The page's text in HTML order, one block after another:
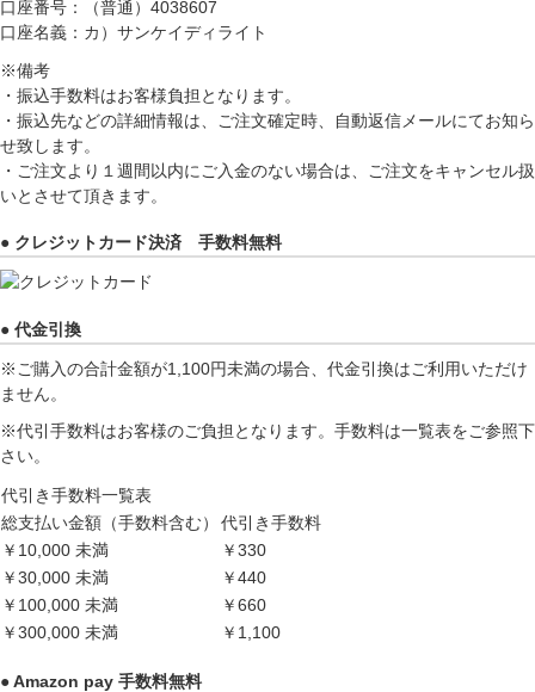
口座番号：（普通）4038607
口座名義：カ）サンケイディライト
※備考
・振込手数料はお客様負担となります。
・振込先などの詳細情報は、ご注文確定時、自動返信メールにてお知ら
せ致します。
・ご注文より１週間以内にご入金のない場合は、ご注文をキャンセル扱
いとさせて頂きます。
● クレジットカード決済 手数料無料
● 代金引換
※ご購入の合計金額が1,100円未満の場合、代金引換はご利用いただけ
ません。
※代引手数料はお客様のご負担となります。手数料は一覧表をご参照下
さい。
代引き手数料一覧表
総支払い金額（手数料含む）
代引き手数料
￥10,000 未満
￥330
￥30,000 未満
￥440
￥100,000 未満
￥660
￥300,000 未満
￥1,100
● Amazon pay 手数料無料